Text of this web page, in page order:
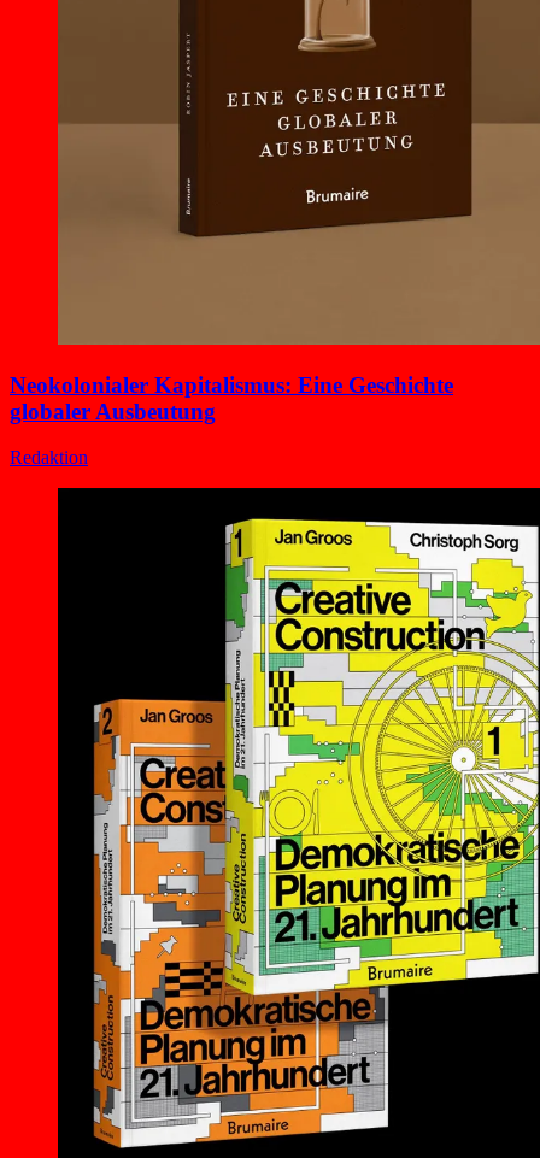
Neokolonialer Kapitalismus: Eine Geschichte
globaler Ausbeutung
Redaktion